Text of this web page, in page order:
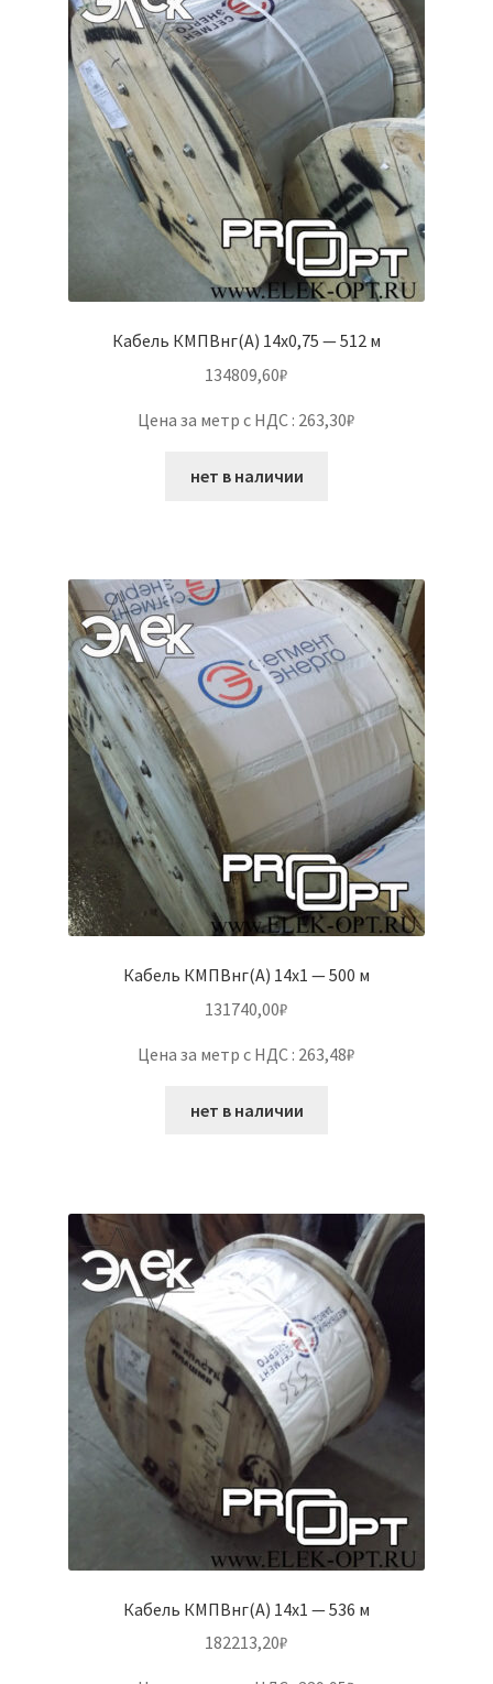
Кабель КМПВнг(А) 14х0,75 — 512 м
134809,60₽
Цена за метр с НДС : 263,30₽
нет в наличии
Кабель КМПВнг(А) 14х1 — 500 м
131740,00₽
Цена за метр с НДС : 263,48₽
нет в наличии
Кабель КМПВнг(А) 14х1 — 536 м
182213,20₽